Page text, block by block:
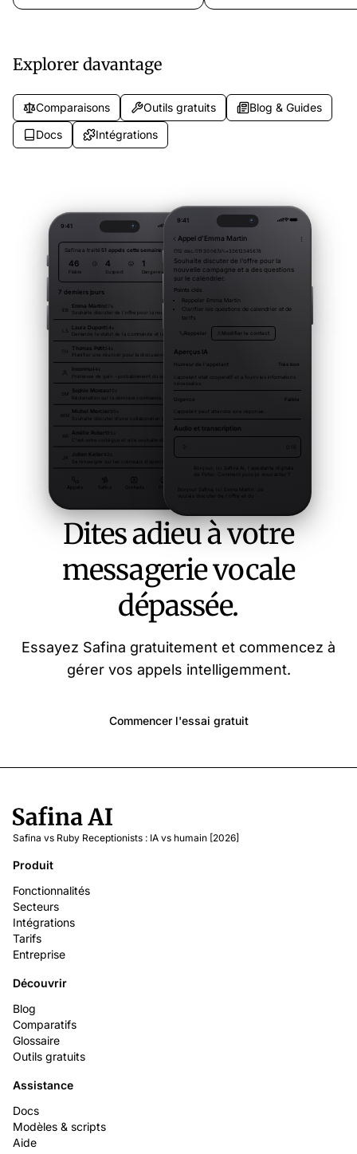
Explorer davantage
Comparaisons Outils gratuits
Blog & Guides
Docs
Intégrations
Dites adieu à votre
messagerie vocale
dépassée.
Essayez Safina gratuitement et commencez à
gérer vos appels intelligemment.
Commencer l'essai gratuit
Safina vs Ruby Receptionists : IA vs humain [2026]
Produit
Fonctionnalités
Secteurs
Intégrations
Tarifs
Entreprise
Découvrir
Blog
Comparatifs
Glossaire
Outils gratuits
Assistance
Docs
Modèles & scripts
Aide